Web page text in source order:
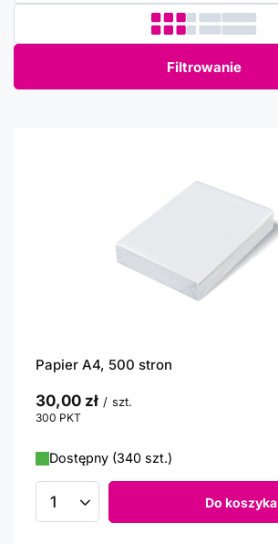
Filtrowanie
Papier A4, 500 stron
30,00 zł / szt.
300 PKT
Dostępny (340 szt.)
Ilość produktów Do koszyka